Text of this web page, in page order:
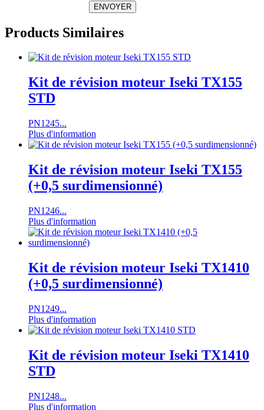
ENVOYER
Products Similaires
Kit de révision moteur Iseki TX155
STD
PN1245...
Plus d'information
Kit de révision moteur Iseki TX155
(+0,5 surdimensionné)
PN1246...
Plus d'information
Kit de révision moteur Iseki TX1410
(+0,5 surdimensionné)
PN1249...
Plus d'information
Kit de révision moteur Iseki TX1410
STD
PN1248...
Plus d'information